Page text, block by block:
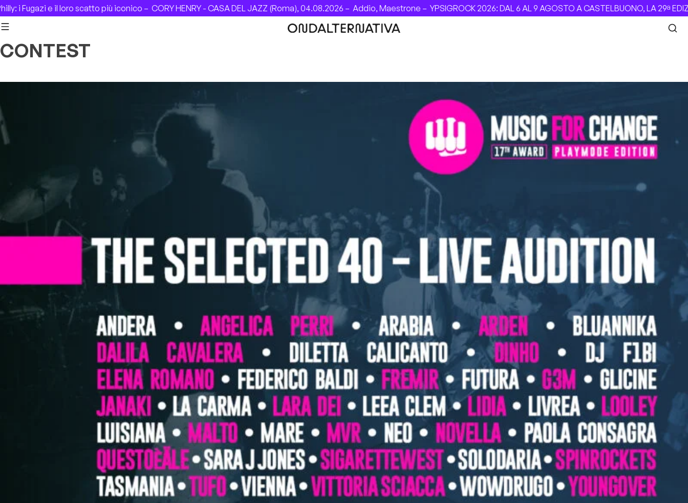
Skip to content
più iconico –CORY HENRY - CASA DEL JAZZ (Roma), 04.08.2026 –Addio, Maestrone –YPSIGROCK 2026: DAL 6 AL 9 AGOSTO A CASTELBUONO, LA 29ª EDIZIONE –Revolver dei
CONTEST